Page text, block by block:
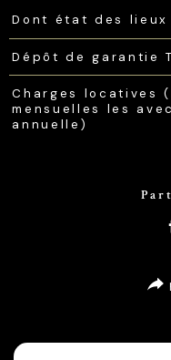
Caractéristiques Valeurs
Dont état des lieux
Dépôt de garantie
Charges locatives
mensuelles les
annuelle)